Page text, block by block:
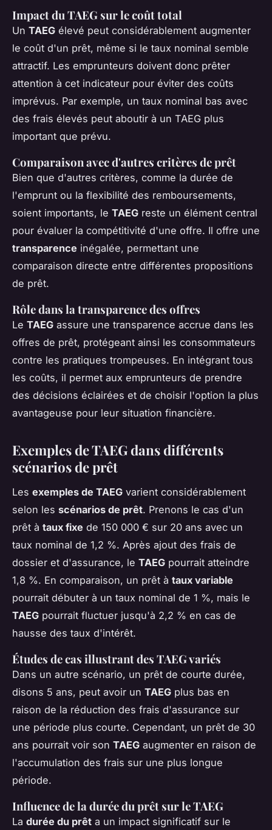
Impact du TAEG sur le coût total
Un TAEG élevé peut considérablement augmenter
le coût d'un prêt, même si le taux nominal semble
attractif. Les emprunteurs doivent donc prêter
attention à cet indicateur pour éviter des coûts
imprévus. Par exemple, un taux nominal bas avec
des frais élevés peut aboutir à un TAEG plus
important que prévu.
Comparaison avec d'autres critères de prêt
Bien que d'autres critères, comme la durée de
l'emprunt ou la flexibilité des remboursements,
soient importants, le TAEG reste un élément central
pour évaluer la compétitivité d'une offre. Il offre une
transparence inégalée, permettant une
comparaison directe entre différentes propositions
de prêt.
Rôle dans la transparence des offres
Le TAEG assure une transparence accrue dans les
offres de prêt, protégeant ainsi les consommateurs
contre les pratiques trompeuses. En intégrant tous
les coûts, il permet aux emprunteurs de prendre
des décisions éclairées et de choisir l'option la plus
avantageuse pour leur situation financière.
Exemples de TAEG dans différents
scénarios de prêt
Les exemples de TAEG varient considérablement
selon les scénarios de prêt. Prenons le cas d'un
prêt à taux fixe de 150 000 € sur 20 ans avec un
taux nominal de 1,2 %. Après ajout des frais de
dossier et d'assurance, le TAEG pourrait atteindre
1,8 %. En comparaison, un prêt à taux variable
pourrait débuter à un taux nominal de 1 %, mais le
TAEG pourrait fluctuer jusqu'à 2,2 % en cas de
hausse des taux d'intérêt.
Études de cas illustrant des TAEG variés
Dans un autre scénario, un prêt de courte durée,
disons 5 ans, peut avoir un TAEG plus bas en
raison de la réduction des frais d'assurance sur
une période plus courte. Cependant, un prêt de 30
ans pourrait voir son TAEG augmenter en raison de
l'accumulation des frais sur une plus longue
période.
Influence de la durée du prêt sur le TAEG
La durée du prêt a un impact significatif sur le